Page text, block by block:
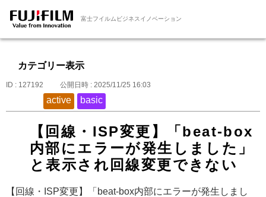
富士フイルムビジネスイノベーション
カテゴリー表示
ID : 127192 公開日時 : 2025/11/25 16:03
active basic
【回線・ISP変更】「beat-box
内部にエラーが発生しました」
と表示され回線変更できない
【回線・ISP変更】「beat-box内部にエラーが発生しまし